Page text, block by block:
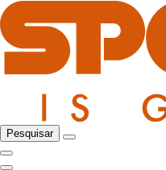
Pesquisar